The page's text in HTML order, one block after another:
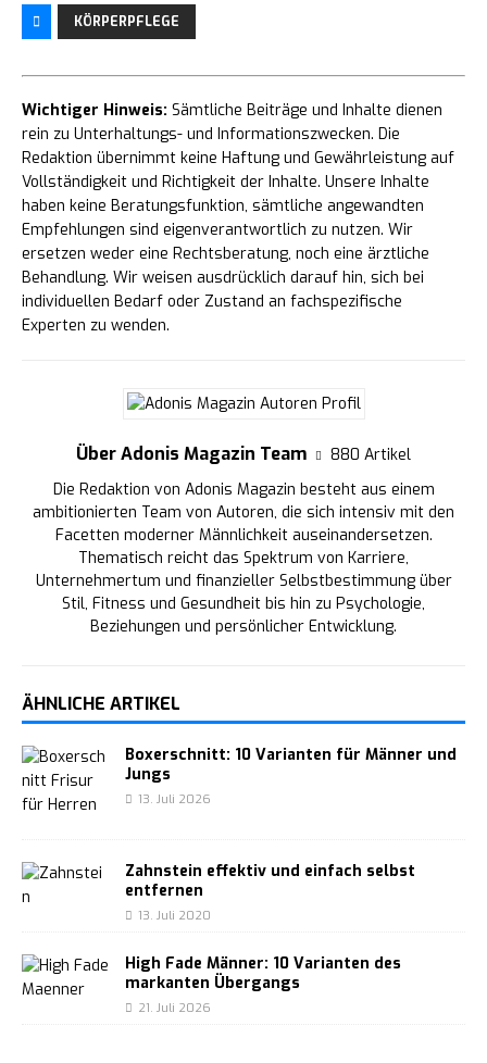
KÖRPERPFLEGE
Wichtiger Hinweis: Sämtliche Beiträge und Inhalte dienen
rein zu Unterhaltungs- und Informationszwecken. Die
Redaktion übernimmt keine Haftung und Gewährleistung auf
Vollständigkeit und Richtigkeit der Inhalte. Unsere Inhalte
haben keine Beratungsfunktion, sämtliche angewandten
Empfehlungen sind eigenverantwortlich zu nutzen. Wir
ersetzen weder eine Rechtsberatung, noch eine ärztliche
Behandlung. Wir weisen ausdrücklich darauf hin, sich bei
individuellen Bedarf oder Zustand an fachspezifische
Experten zu wenden.
Über Adonis Magazin Team
880 Artikel
Die Redaktion von Adonis Magazin besteht aus einem
ambitionierten Team von Autoren, die sich intensiv mit den
Facetten moderner Männlichkeit auseinandersetzen.
Thematisch reicht das Spektrum von Karriere,
Unternehmertum und finanzieller Selbstbestimmung über
Stil, Fitness und Gesundheit bis hin zu Psychologie,
Beziehungen und persönlicher Entwicklung.
ÄHNLICHE ARTIKEL
Boxerschnitt: 10 Varianten für Männer und
Jungs
13. Juli 2026
Zahnstein effektiv und einfach selbst
entfernen
13. Juli 2020
High Fade Männer: 10 Varianten des
markanten Übergangs
21. Juli 2026